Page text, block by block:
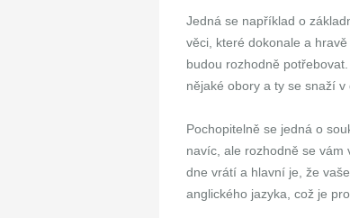
Jedná se například o
věci, které dokonale a
budou rozhodně
nějaké obory a ty se snaží
Pochopitelně se jedná o
navíc, ale rozhodně se vám
dne vrátí a hlavní je, že
anglického jazyka, což je